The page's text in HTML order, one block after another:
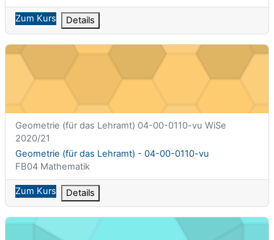
Zum Kurs Details
Geometrie (für das Lehramt) - 04-00-0110-vu
Kurzer Kursname
Geometrie (für das Lehramt) 04-00-0110-vu WiSe
2020/21
Kursname
Geometrie (für das Lehramt) - 04-00-0110-vu
Kursbereich
FB04 Mathematik
Zum Kurs Details
Höhere Mathematik I - 04-00-0118-vu